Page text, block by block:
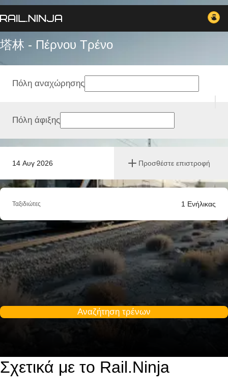
塔林 - Πέρνου Tρένο
14 Αυγ 2026 Προσθέστε επιστροφή
Πόλη αναχώρησης
Πόλη άφιξης
Ταξιδιώτες 1 Ενήλικας
Αναζήτηση τρένων
Σχετικά με το Rail.Ninja